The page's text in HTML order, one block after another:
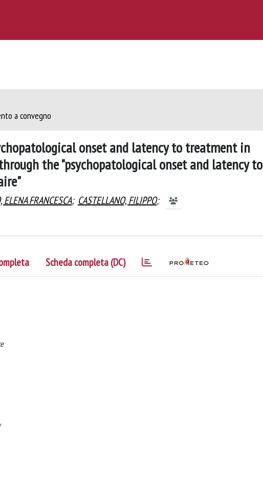
a convegno
onset and latency to treatment in
the "psychopatological onset and latency to
ELENA FRANCESCA; CASTELLANO, FILIPPO;
Scheda completa (DC)